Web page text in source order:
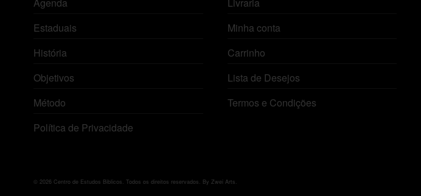
Estaduais
História
Objetivos
Método
Política de Privacidade
Minha conta
Carrinho
Lista de Desejos
Termos e Condições
© 2026 Centro de Estudos Biblicos. Todos os direitos reservados. By Zwei Arts.